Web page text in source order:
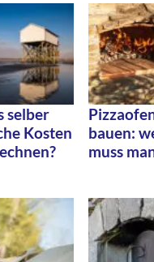
selber
Kosten
bauen:
muss